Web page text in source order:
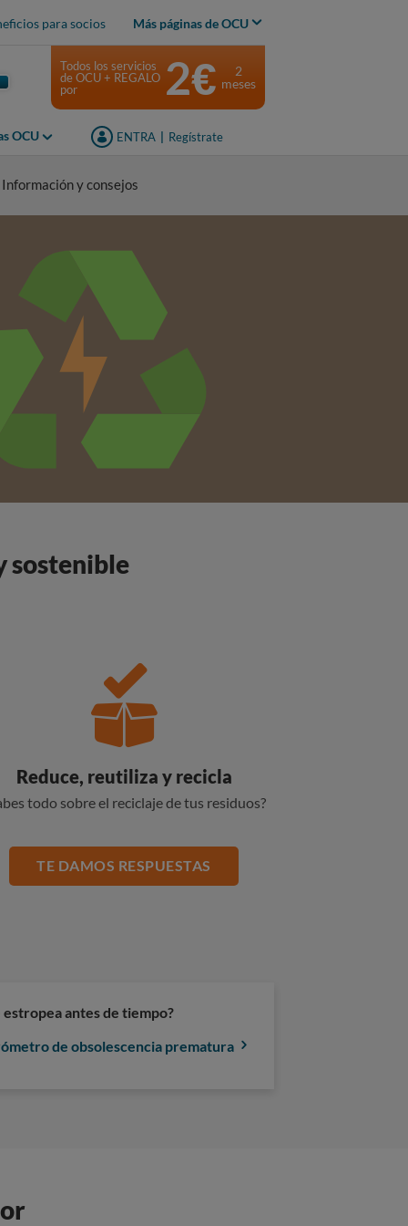
para socios Más páginas de OCU
OCU ENTRA Regístrate
Todos los servicios
de OCU + REGALO
por
2€
2
meses
Información y consejos
sostenible
Reduce, reutiliza y recicla
todo sobre el reciclaje de tus residuos?
TE DAMOS RESPUESTAS
estropea antes de tiempo?
de obsolescencia prematura